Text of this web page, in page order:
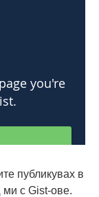
публикувах в
ми с Gist-ове.